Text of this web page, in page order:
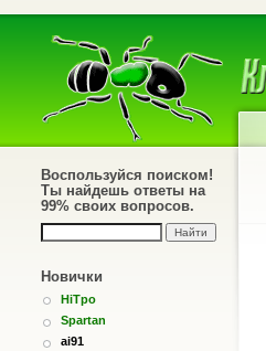
Воспользуйся поиском!
Ты найдешь ответы на
99% своих вопросов.
Новички
HiTpo
Spartan
ai91